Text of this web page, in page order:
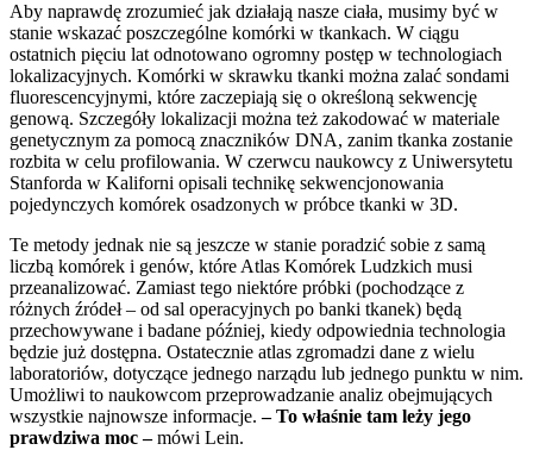
Aby naprawdę zrozumieć jak działają nasze ciała, musimy być w
stanie wskazać poszczególne komórki w tkankach. W ciągu
ostatnich pięciu lat odnotowano ogromny postęp w technologiach
lokalizacyjnych. Komórki w skrawku tkanki można zalać sondami
fluorescencyjnymi, które zaczepiają się o określoną sekwencję
genową. Szczegóły lokalizacji można też zakodować w materiale
genetycznym za pomocą znaczników DNA, zanim tkanka zostanie
rozbita w celu profilowania. W czerwcu naukowcy z Uniwersytetu
Stanforda w Kaliforni opisali technikę sekwencjonowania
pojedynczych komórek osadzonych w próbce tkanki w 3D.
Te metody jednak nie są jeszcze w stanie poradzić sobie z samą
liczbą komórek i genów, które Atlas Komórek Ludzkich musi
przeanalizować. Zamiast tego niektóre próbki (pochodzące z
różnych źródeł – od sal operacyjnych po banki tkanek) będą
przechowywane i badane później, kiedy odpowiednia technologia
będzie już dostępna. Ostatecznie atlas zgromadzi dane z wielu
laboratoriów, dotyczące jednego narządu lub jednego punktu w nim.
Umożliwi to naukowcom przeprowadzanie analiz obejmujących
wszystkie najnowsze informacje.– To właśnie tam leży jego
prawdziwa moc –mówi Lein.